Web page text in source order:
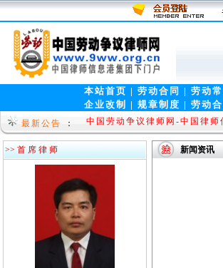
本站首页 | 劳动合同 | 劳动
企业改制
| 规章制度 | 劳动合
最新公告 ：
热烈祝贺中国律师信息港集
中国劳动争议律师网-中国律
09]
>> 首 席 律 师
新闻资讯